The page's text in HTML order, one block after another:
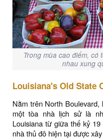
Trong mùa cao điểm, có
nhau xung
Louisiana's Old State
Nằm trên North Boulevard,
một tòa nhà lịch sử là
Louisiana từ giữa thế kỷ
nhà thủ đô hiện tại được